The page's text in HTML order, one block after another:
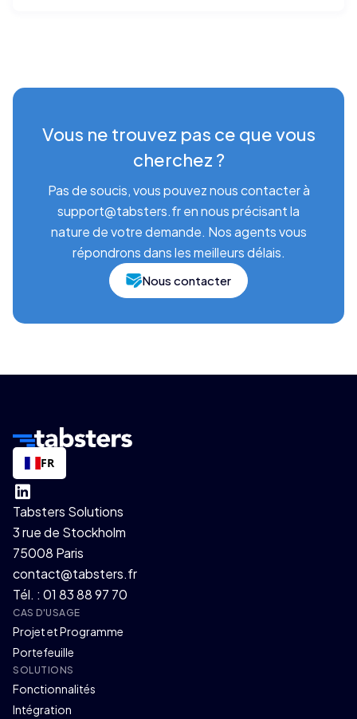
Vous ne trouvez pas ce que vous
cherchez ?
Pas de soucis, vous pouvez nous contacter à
support@tabsters.fr en nous précisant la
nature de votre demande. Nos agents vous
répondrons dans les meilleurs délais.
Nous contacter
FR
Tabsters Solutions
3 rue de Stockholm
75008 Paris
contact@tabsters.fr
Tél. : 01 83 88 97 70
CAS D'USAGE
Projet et Programme
Portefeuille
SOLUTIONS
Fonctionnalités
Intégration